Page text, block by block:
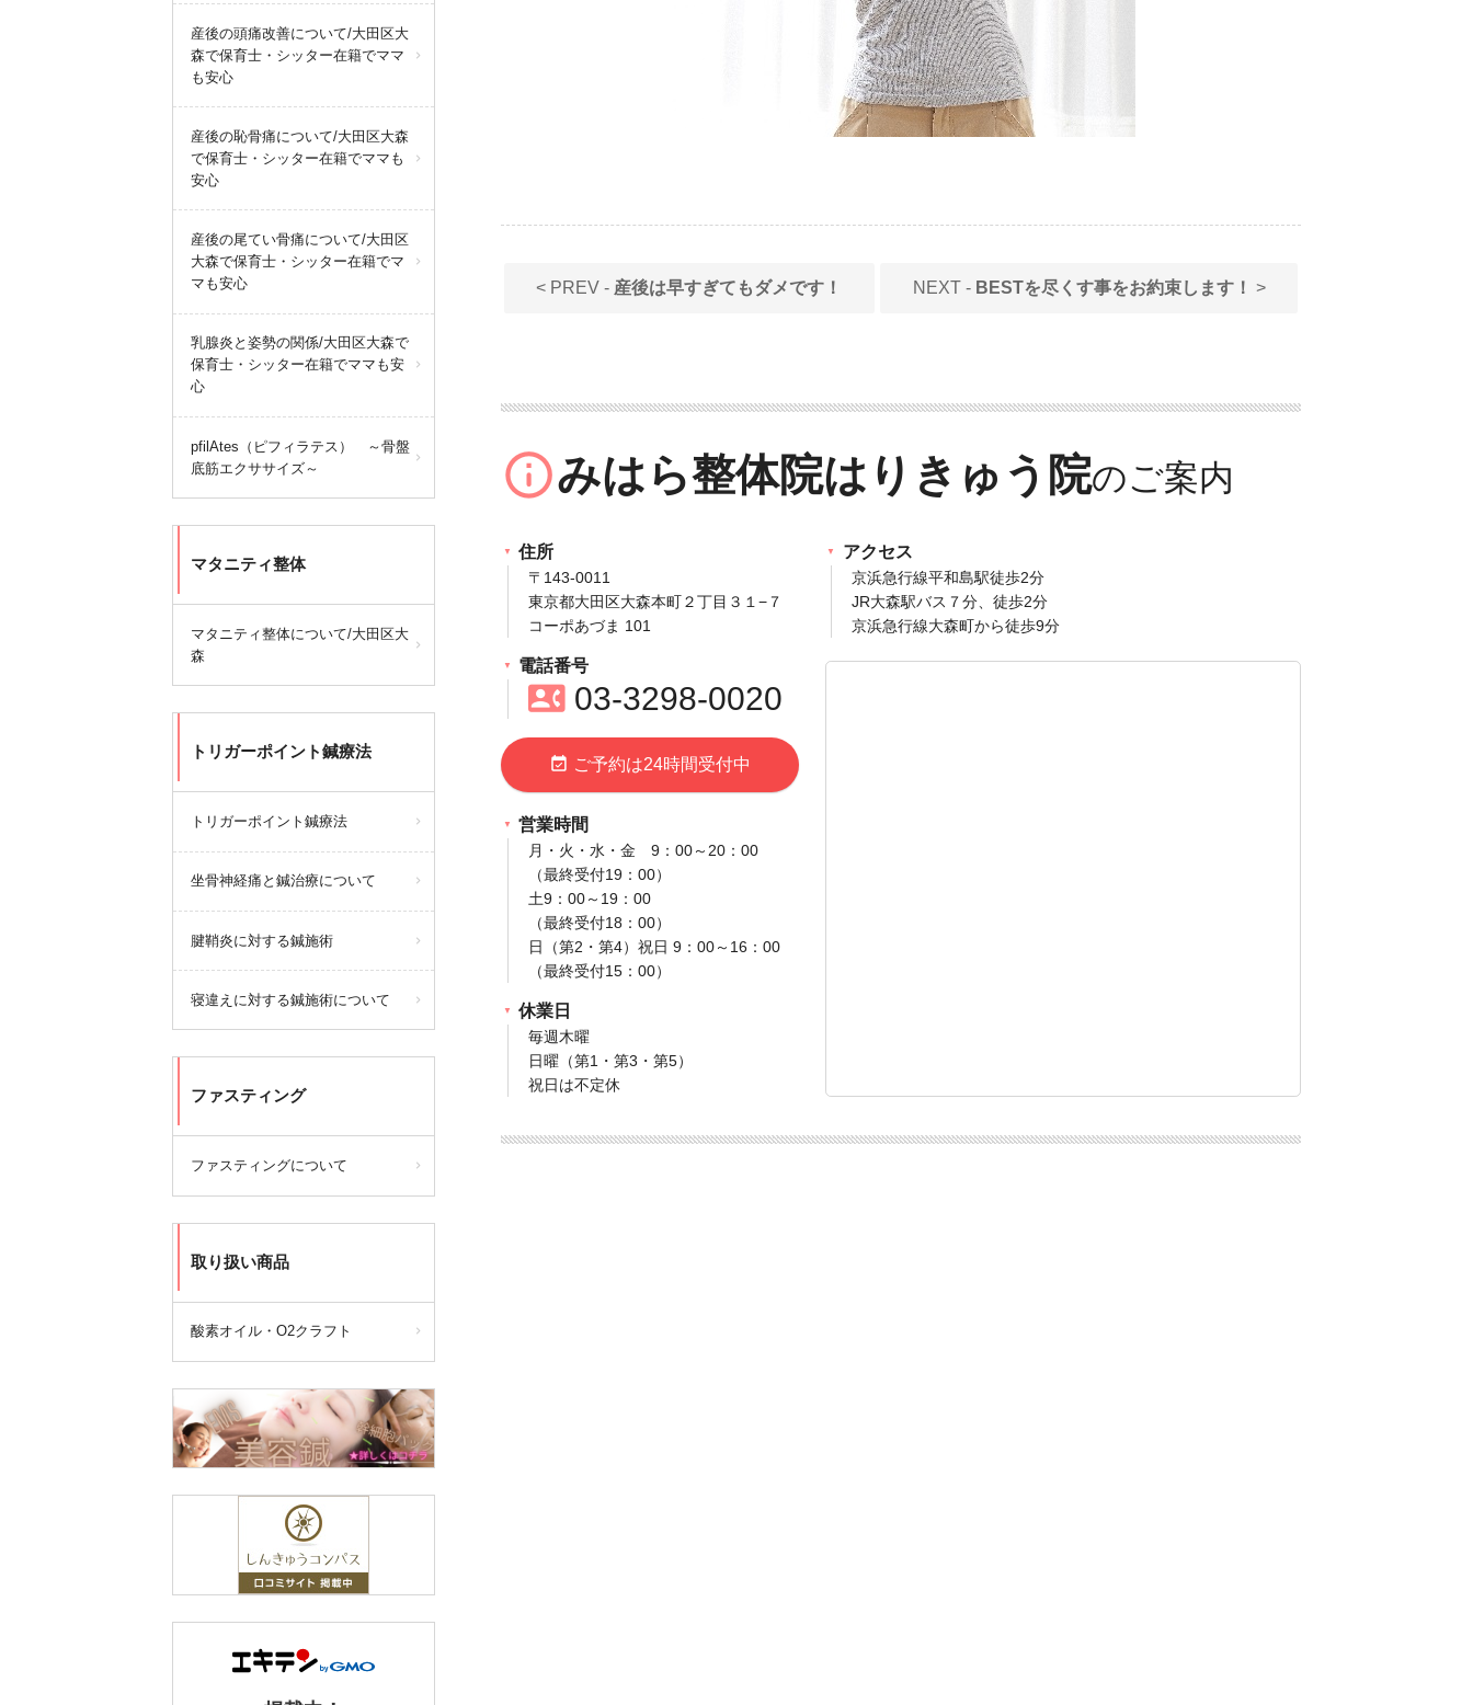
< PREV - 産後は早すぎてもダメです！ NEXT - BESTを尽くす事をお約束します！ >
info_outlineみはら整体院はりきゅう院
住所
〒143‐0011
東京都大田区大森本町２丁目３１−７
コーポあづま 101
電話番号
contact_phone03‐3298‐0020
event_available ご予約は24時間受付中
営業時間
月・火・水・金 9：00～20：00
（最終受付19：00）
土9：00～19：00
（最終受付18：00）
日（第2・第4）祝日 9：00～16：00
（最終受付15：00）
休業日
毎週木曜
日曜（第1・第3・第5）
祝日は不定休
アクセス
京浜急行線平和島駅徒歩2分
JR大森駅バス７分、徒歩2分
京浜急行線大森町から徒歩9分
産後の頭痛改善について/大田区大
森で保育士・シッター在籍でママ
も安心
産後の恥骨痛について/大田区大森
で保育士・シッター在籍でママも
安心
産後の尾てい骨痛について/大田区
大森で保育士・シッター在籍でマ
マも安心
乳腺炎と姿勢の関係/大田区大森で
保育士・シッター在籍でママも安
心
pfilAtes（ピフィラテス） ～骨盤
底筋エクササイズ～
マタニティ整体
マタニティ整体について/大田区大
森
トリガーポイント鍼療法
トリガーポイント鍼療法
坐骨神経痛と鍼治療について
腱鞘炎に対する鍼施術
寝違えに対する鍼施術について
ファスティング
ファスティングについて
取り扱い商品
酸素オイル・O2クラフト